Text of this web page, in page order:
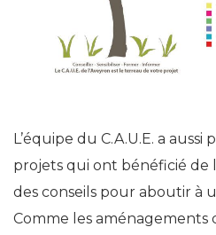
L’équipe du C.A.U.E. a
projets qui ont bénéficié de
des conseils pour aboutir à
Comme les aménagements